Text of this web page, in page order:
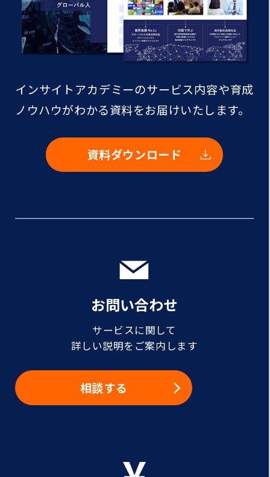
インサイトアカデミーのサービス内容や育成
ノウハウがわかる資料をお届けいたします。
資料ダウンロード
お問い合わせ
サービスに関して
詳しい説明をご案内します
相談する